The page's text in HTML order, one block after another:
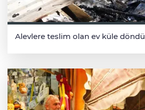
Alevlere teslim olan ev küle döndü